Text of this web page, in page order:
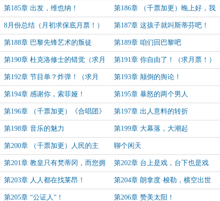
第185章 出发，维也纳！ 第186章 （千票加更）晚上好，我
叫茨威格！
8月份总结（月初求保底月票！） 第187章 这孩子就叫斯蒂芬吧！
第188章 巴黎先锋艺术的叛徒 第189章 咱们回巴黎吧
第190章 杜克洛修士的错觉（求月
票！）
第191章 你自由了！（求月票！）
第192章 节目单？炸弹！（求月
票！）
第193章 颠倒的舆论！
第194章 感谢你，索菲娅！ 第195章 暴怒的两个男人
第196章 （千票加更）《合唱团》
首演！
第197章 出人意料的转折
第198章 音乐的魅力 第199章 大幕落，大潮起
第200章 （千票加更）人民的主
教！
聊个闲天
第201章 教皇只有梵蒂冈，而您拥
有整个巴黎
第202章 台上是戏，台下也是戏
第203章 人人都在找莱昂！ 第204章 朗拿度·梭勒，横空出世
第205章 “公证人”！ 第206章 赞美太阳！